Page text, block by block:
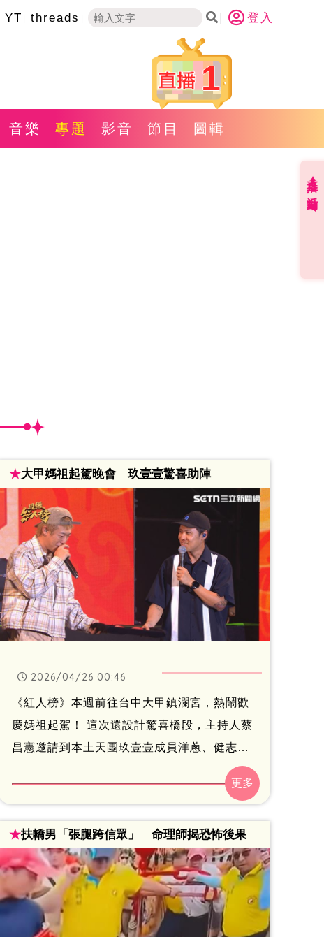
YT threads 登入
1
音樂 專題 影音 節目 圖輯
★大甲媽祖起駕晚會 玖壹壹驚喜助陣
2026/04/26 00:46
《紅人榜》本週前往台中大甲鎮瀾宮，熱鬧歡
慶媽祖起駕！ 這次還設計驚喜橋段，主持人蔡
昌憲邀請到本土天團玖壹壹成員洋蔥、健志現
身助陣！兩人一登場便掀起全場尖叫，與蔡昌
憲合唱《一生只督妳一人》，瞬間點燃現場氣
昌憲熱情邀約，立刻義氣相挺答應演出，展現
出他們之間的深厚情誼，更將現場氣氛推向最
高潮，讓觀眾嗨到不行！
★扶轎男「張腿跨信眾」 命理師揭恐怖後果
直播✦活動